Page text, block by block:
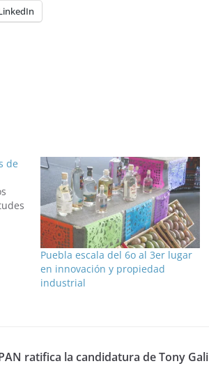
de
Puebla escala del 6o al 3er lugar
en innovación y propiedad
industrial
ratifica la candidatura de Tony Gali